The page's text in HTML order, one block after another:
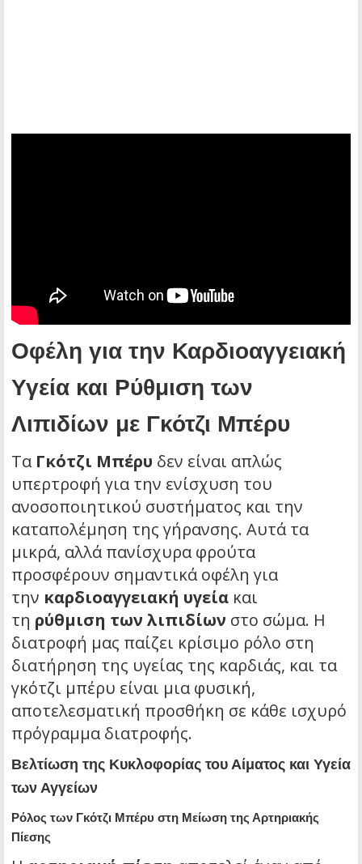
Οφέλη για την Καρδιοαγγειακή
Υγεία και Ρύθμιση των
Λιπιδίων με Γκότζι Μπέρυ
Τα Γκότζι Μπέρυ δεν είναι απλώς
υπερτροφή για την ενίσχυση του
ανοσοποιητικού συστήματος και την
καταπολέμηση της γήρανσης. Αυτά τα
μικρά, αλλά πανίσχυρα φρούτα
προσφέρουν σημαντικά οφέλη για
την καρδιοαγγειακή υγεία και
τη ρύθμιση των λιπιδίων στο σώμα. Η
διατροφή μας παίζει κρίσιμο ρόλο στη
διατήρηση της υγείας της καρδιάς, και τα
γκότζι μπέρυ είναι μια φυσική,
αποτελεσματική προσθήκη σε κάθε ισχυρό
πρόγραμμα διατροφής.
Βελτίωση της Κυκλοφορίας του Αίματος και Υγεία
των Αγγείων
Ρόλος των Γκότζι Μπέρυ στη Μείωση της Αρτηριακής
Πίεσης